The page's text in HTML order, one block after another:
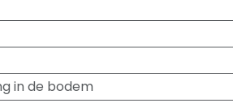
in de bodem